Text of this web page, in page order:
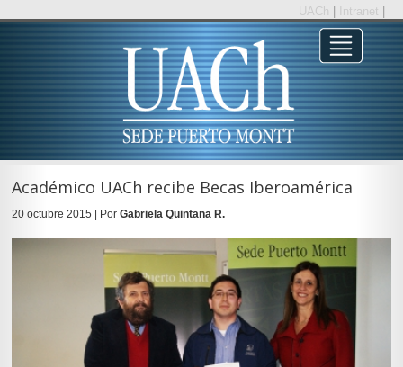
UACh Intranet
Académico UACh recibe Becas Iberoamérica
20 octubre 2015 | Por Gabriela Quintana R.